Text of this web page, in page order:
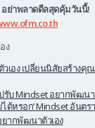
อย่าพลาดดีลสุดคุ้มวันนี้!
ง
เอง เปลี่ยนนิสัยสร้างคุ
รับ Mindset อยากพัฒนา
ด้หรอก’ Mindset อันต
ากพัฒนาตัวเอง